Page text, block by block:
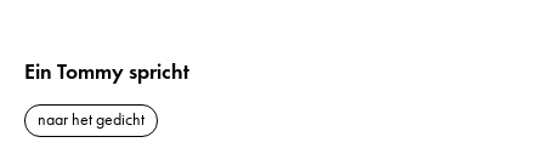
Ein Tommy spricht
naar het gedicht